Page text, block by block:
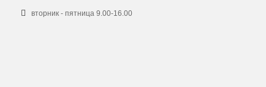
вторник - пятница 9.00-16.00